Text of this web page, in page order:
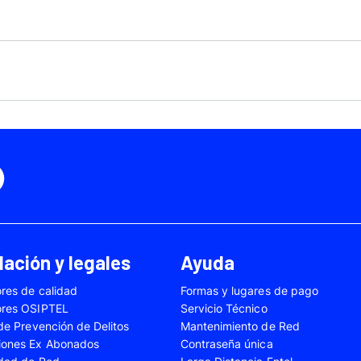
40 Neo
Fusión
Motorola Moto
Ed. Esp. Motorola Moto G20 Motorola Moto G200
Power Motorola Moto G31 Motorola Moto G35
Oppo Reno 6 Lite
Samsung Galaxy A03 Samsung Galaxy
Samsung Galaxy A05 Samsung Galaxy
Samsung Galaxy A14 Samsung Galaxy A15
y legales
de calidad
OSIPTEL
Prevención de Delitos
Ex Abonados
Ayuda
Formas y lugares de pago
Servicio Técnico
Mantenimiento de Red
Contraseña única